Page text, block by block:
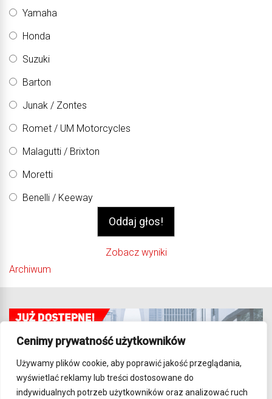
Cenimy prywatność użytkowników
Używamy plików cookie, aby poprawić jakość przeglądania,
wyświetlać reklamy lub treści dostosowane do
indywidualnych potrzeb użytkowników oraz analizować ruch
Yamaha
Honda
Suzuki
Barton
Junak / Zontes
Romet / UM Motorcycles
Malagutti / Brixton
Moretti
Benelli / Keeway
Zobacz wyniki
Archiwum